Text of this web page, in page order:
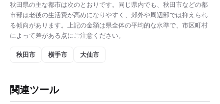
秋田県の主な都市は次のとおりです。同じ県内でも、 秋田市などの都
市部は老後の生活費が高めになりやすく、郊外や周辺部では抑えられ
る傾向があります。上記の金額は県全体の平均的な水準で、市区町村
によって差がある点にご注意ください。
秋田市 横手市 大仙市
関連ツール